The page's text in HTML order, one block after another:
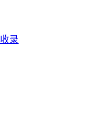
收录